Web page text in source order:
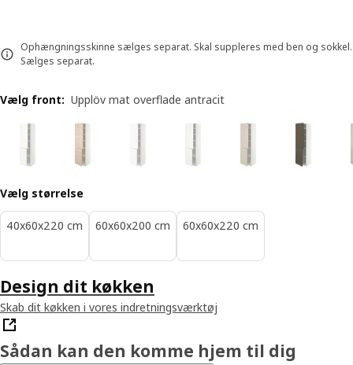
Ophængningsskinne sælges separat. Skal suppleres med ben og sokkel.
Sælges separat.
Vælg front: Upplöv mat overflade antracit
Vælg størrelse
40x60x220 cm 60x60x200 cm 60x60x220 cm
Design dit køkken
Skab dit køkken i vores indretningsværktøj
Sådan kan den komme hjem til dig